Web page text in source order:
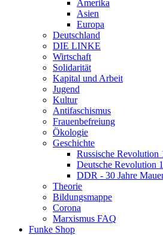
Amerika
Asien
Europa
Deutschland
DIE LINKE
Wirtschaft
Solidarität
Kapital und Arbeit
Jugend
Kultur
Antifaschismus
Frauenbefreiung
Ökologie
Geschichte
Russische Revolution
Deutsche Revolution
DDR - 30 Jahre
Theorie
Bildungsmappe
Corona
Marxismus FAQ
Funke Shop